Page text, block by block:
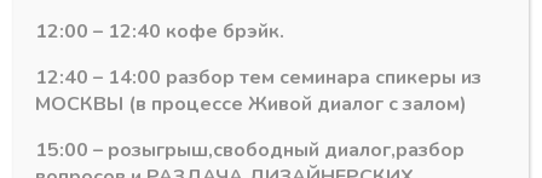
ЕККЕ
(200м) — Венге CW-
ЕККЕ
0,40х19 Кромка ПВХ
(200м) — Венге
12:00 – 12:40 кофе брэйк.
12:40 – 14:00 разбор тем семинара спикеры из
МОСКВЫ (в процессе Живой диалог с залом)
15:00 – розыгрыш,свободный диалог,разбор